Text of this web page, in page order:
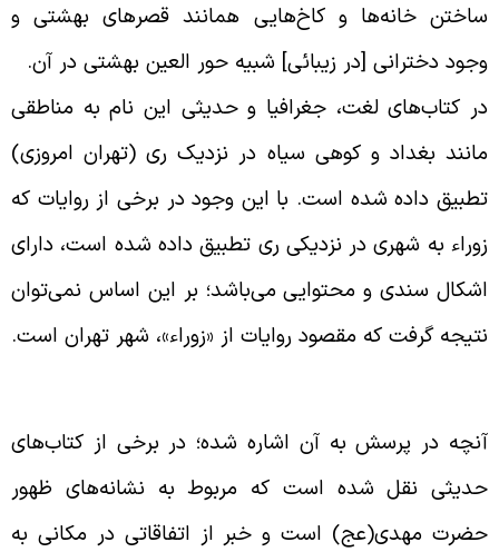
خانه‌ها و کاخ‌هایی همانند قصرهاى بهشتی و
دخترانی [در زیبائى] شبیه حور العین بهشتی در آن.
کتاب‌های لغت، جغرافیا و حدیثی این نام به مناطقی
بغداد و کوهی سیاه در نزدیک ری (تهران امروزی)
داده شده است. با این وجود در برخی از روایات که
به شهری در نزدیکی ری تطبیق داده شده است، دارای
سندی و محتوایی می‌باشد؛ بر این اساس نمی‌توان
گرفت که مقصود روایات از «زوراء»، شهر تهران است.
در پرسش به آن اشاره شده؛ در برخی از کتاب‌های
نقل شده است که مربوط به نشانه‌های ظهور
مهدی(عج) است و خبر از اتفاقاتی در مکانی به